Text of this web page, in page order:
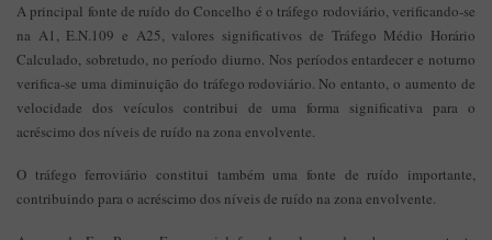
A principal fonte de ruído do Concelho é o tráfego rodoviário, verificando-se
na A1, E.N.109 e A25, valores significativos de Tráfego Médio Horário
Calculado, sobretudo, no período diurno. Nos períodos entardecer e noturno
verifica-se uma diminuição do tráfego rodoviário. No entanto, o aumento de
velocidade dos veículos contribui de uma forma significativa para o
acréscimo dos níveis de ruído na zona envolvente.
O tráfego ferroviário constitui também uma fonte de ruído importante,
contribuindo para o acréscimo dos níveis de ruído na zona envolvente.